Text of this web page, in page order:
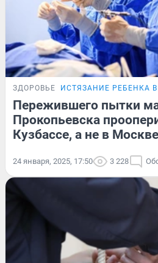
ЗДОРОВЬЕ ИСТЯЗАНИЕ РЕБЕНКА
Пережившего пытки
Прокопьевска
Кузбассе, а не в Москве
24 января, 2025, 17:50 3 228